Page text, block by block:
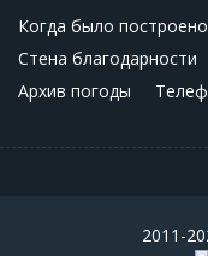
Когда было
Стена благодарности
Архив погоды
2011-